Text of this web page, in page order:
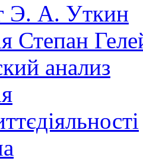
Э. А. Уткин
Степан
анализ